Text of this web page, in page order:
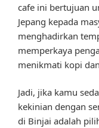
cafe ini bertujuan
Jepang kepada
menghadirkan
memperkaya
menikmati kopi
Jadi, jika kamu
kekinian dengan
di Binjai adalah